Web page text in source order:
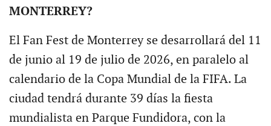
MONTERREY?
El Fan Fest de Monterrey se desarrollará del 11
de junio al 19 de julio de 2026, en paralelo al
calendario de la Copa Mundial de la FIFA. La
ciudad tendrá durante 39 días la fiesta
mundialista en Parque Fundidora, con la